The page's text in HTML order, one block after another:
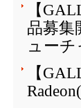
【
品募
ュー
【